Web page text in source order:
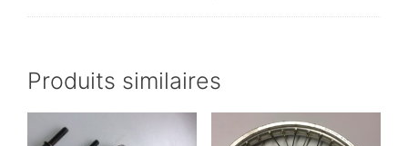
Produits similaires